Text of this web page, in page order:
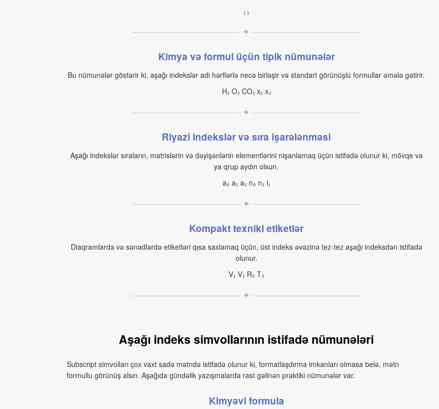
₍ ₎
✧
Kimya və formul üçün tipik nümunələr
Bu nümunələr göstərir ki, aşağı indekslər adi hərflərlə necə birləşir və standart görünüşlü formullar əmələ gətirir.
H₂ O₂ CO₂ x₁ x₂
✧
Riyazi indekslər və sıra işarələnməsi
Aşağı indekslər sıraların, matrislərin və dəyişənlərin elementlərini nişanlamaq üçün istifadə olunur ki, mövqe və
ya qrup aydın olsun.
a₀ a₁ a₂ n₀ n₁ i₁
✧
Kompakt texniki etiketlər
Diaqramlarda və sənədlərdə etiketləri qısa saxlamaq üçün, üst indeks əvəzinə tez-tez aşağı indeksdən istifadə
olunur.
V₁ V₂ R₀ T₃
✧
Aşağı indeks simvollarının istifadə nümunələri
Subscript simvolları çox vaxt sadə mətndə istifadə olunur ki, formatlaşdırma imkanları olmasa belə, mətn
formullu görünüş alsın. Aşağıda gündəlik yazışmalarda rast gəlinən praktiki nümunələr var.
Kimyəvi formula